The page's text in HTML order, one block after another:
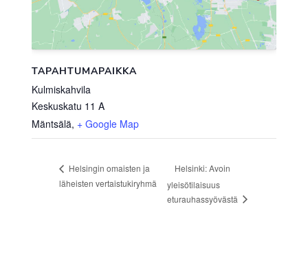
TAPAHTUMAPAIKKA
Kulmiskahvila
Keskuskatu 11 A
Mäntsälä, + Google Map
Helsingin omaisten ja
läheisten vertaistukiryhmä
Helsinki: Avoin
yleisötilaisuus
eturauhassyövästä